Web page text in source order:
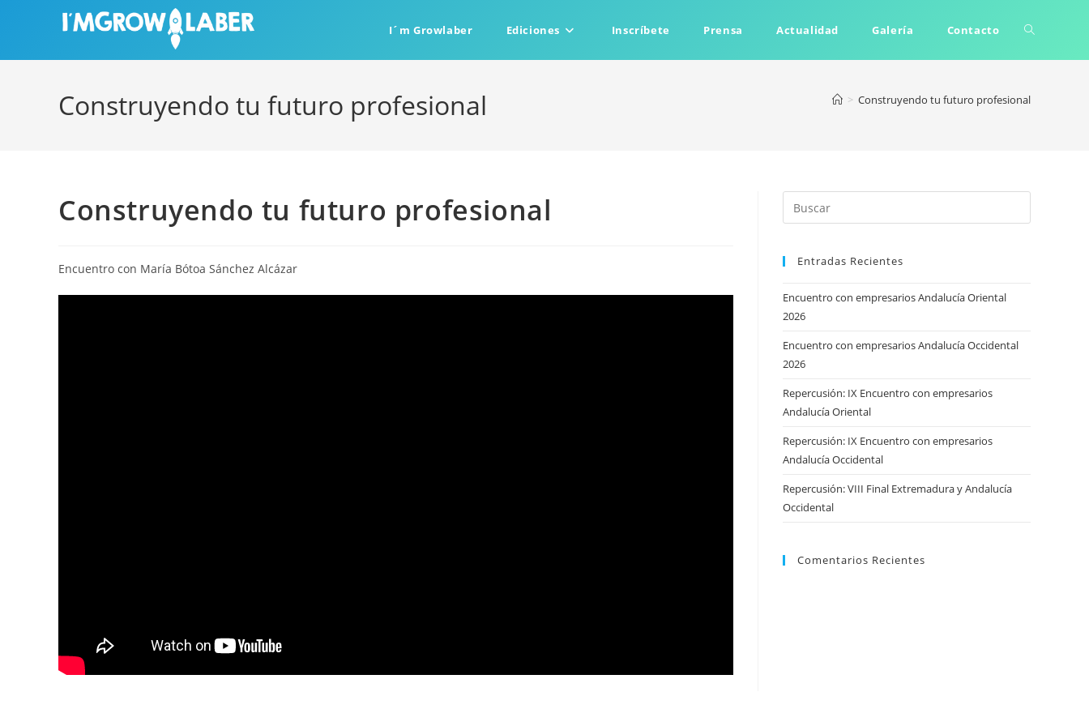
I´m Growlaber Ediciones Inscríbete Prensa Actualidad Galería Contacto Alternar
Construyendo tu futuro profesional > Construyendo tu futuro profesional
Construyendo tu futuro profesional
Encuentro con María Bótoa Sánchez Alcázar Entradas Recientes
Encuentro con empresarios Andalucía Oriental
2026
Encuentro con empresarios Andalucía Occidental
2026
Repercusión: IX Encuentro con empresarios
Andalucía Oriental
Repercusión: IX Encuentro con empresarios
Andalucía Occidental
Repercusión: VIII Final Extremadura y Andalucía
Occidental
Comentarios Recientes